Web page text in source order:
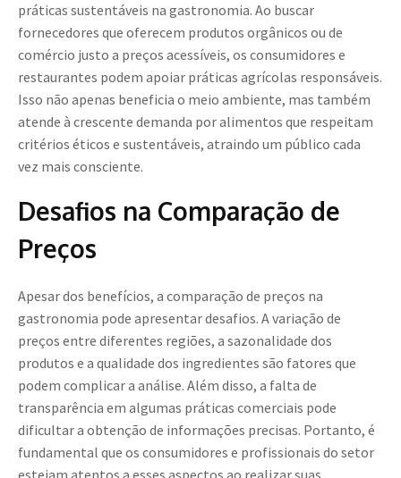
práticas sustentáveis na gastronomia. Ao buscar
fornecedores que oferecem produtos orgânicos ou de
comércio justo a preços acessíveis, os consumidores e
restaurantes podem apoiar práticas agrícolas responsáveis.
Isso não apenas beneficia o meio ambiente, mas também
atende à crescente demanda por alimentos que respeitam
critérios éticos e sustentáveis, atraindo um público cada
vez mais consciente.
Desafios na Comparação de
Preços
Apesar dos benefícios, a comparação de preços na
gastronomia pode apresentar desafios. A variação de
preços entre diferentes regiões, a sazonalidade dos
produtos e a qualidade dos ingredientes são fatores que
podem complicar a análise. Além disso, a falta de
transparência em algumas práticas comerciais pode
dificultar a obtenção de informações precisas. Portanto, é
fundamental que os consumidores e profissionais do setor